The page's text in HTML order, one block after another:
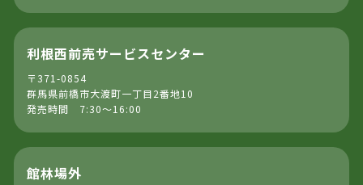
利根西前売サービスセンター
〒371-0854
群馬県前橋市大渡町一丁目2番地10
発売時間 7:30～16:00
館林場外